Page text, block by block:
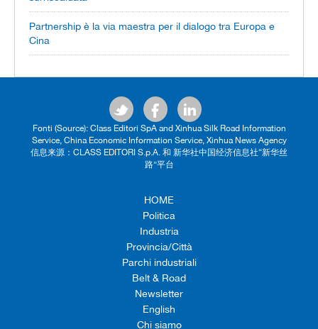
Partnership è la via maestra per il dialogo tra Europa e
Cina
Fonti (Source): Class Editori SpA and Xinhua Silk Road Information
Service, China Economic Information Service, Xinhua News Agency
信息来源：CLASS EDITORI S.p.A. 和 新华社中国经济信息社“新华丝
路”平台
HOME
Politica
Industria
Provincia/Città
Parchi industriali
Belt & Road
Newsletter
English
Chi siamo